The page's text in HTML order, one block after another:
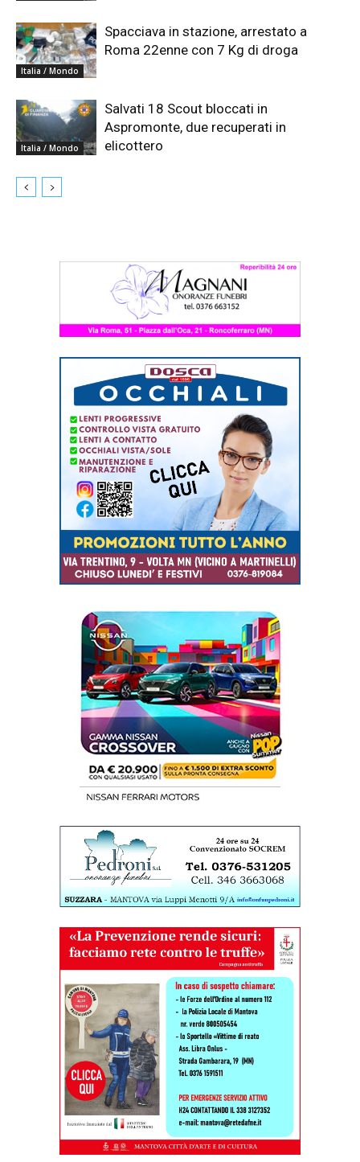
Italia / Mondo
Spacciava in stazione, arrestato a
Roma 22enne con 7 Kg di droga
Italia / Mondo
Salvati 18 Scout bloccati in
Aspromonte, due recuperati in
elicottero